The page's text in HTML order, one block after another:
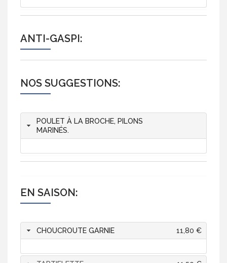
ANTI-GASPI:
NOS SUGGESTIONS:
POULET À LA BROCHE, PILONS
MARINÉS.
EN SAISON:
CHOUCROUTE GARNIE 11,80 €